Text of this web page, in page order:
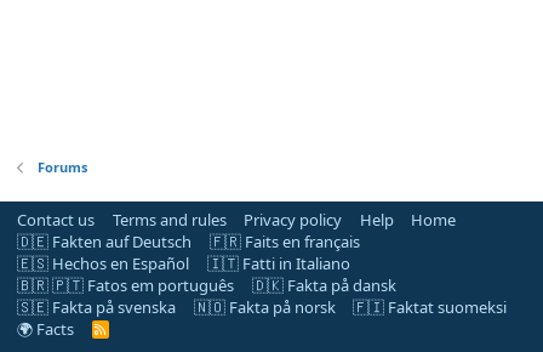
Forums
Contact us Terms and rules Privacy policy Help
Home
🇩🇪 Fakten auf Deutsch
🇫🇷 Faits en français
🇪🇸 Hechos en Español
🇮🇹 Fatti in Italiano
🇧🇷 🇵🇹 Fatos em português
🇩🇰 Fakta på dansk
🇸🇪 Fakta på svenska
🇳🇴 Fakta på norsk
🇫🇮 Faktat suomeksi
🌍 Facts
R